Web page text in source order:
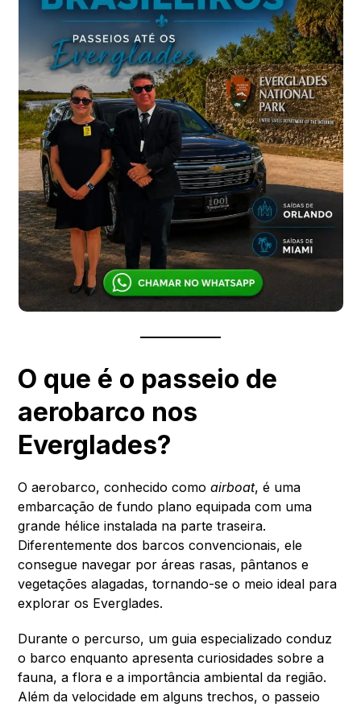
O que é o passeio de
aerobarco nos
Everglades?
O aerobarco, conhecido comoairboat, é uma
embarcação de fundo plano equipada com uma
grande hélice instalada na parte traseira.
Diferentemente dos barcos convencionais, ele
consegue navegar por áreas rasas, pântanos e
vegetações alagadas, tornando-se o meio ideal para
explorar os Everglades.
Durante o percurso, um guia especializado conduz
o barco enquanto apresenta curiosidades sobre a
fauna, a flora e a importância ambiental da região.
Além da velocidade em alguns trechos, o passeio